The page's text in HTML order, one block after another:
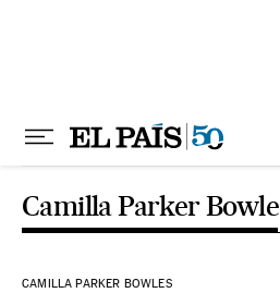
Camilla Parker
CAMILLA PARKER BOWLES